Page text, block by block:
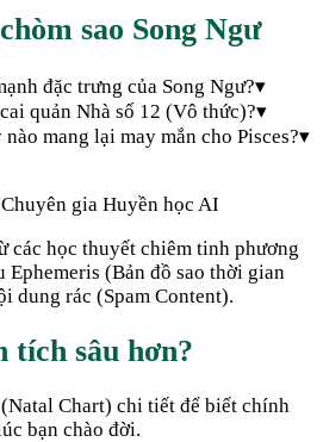
sao Song Ngư
đặc trưng của Song Ngư?▾
quản Nhà số 12 (Vô thức)?▾
mang lại may mắn cho Pisces?▾
Chuyên gia Huyền học AI
các học thuyết chiêm tinh phương
(Bản đồ sao thời gian
dung rác (Spam Content).
tích sâu hơn?
Chart) chi tiết để biết chính
bạn chào đời.